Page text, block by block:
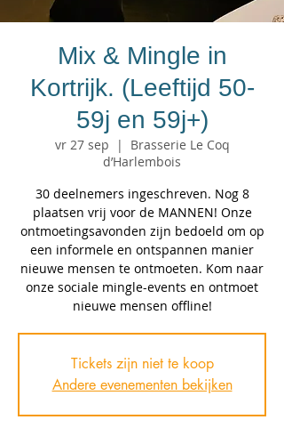
Mix & Mingle in
Kortrijk. (Leeftijd 50-
59j en 59j+)
vr 27 sep
  |
Brasserie Le Coq
d’Harlembois
30 deelnemers ingeschreven. Nog 8
plaatsen vrij voor de MANNEN! Onze
ontmoetingsavonden zijn bedoeld om op
een informele en ontspannen manier
nieuwe mensen te ontmoeten. Kom naar
onze sociale mingle-events en ontmoet
Tickets zijn niet te koop
Andere evenementen bekijken